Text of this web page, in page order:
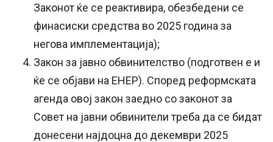
Законот ќе се реактивира, обезбедени се
финасиски средства во 2025 година за
негова имплементација);
Закон за јавно обвинителство (подготвен е и
ќе се објави на ЕНЕР). Според реформската
агенда овој закон заедно со законот за
Совет на јавни обвинители треба да се бидат
донесени најдоцна до декември 2025